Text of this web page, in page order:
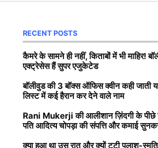
RECENT POSTS
कैमरे के सामने ही नहीं, किताबों में भी माहिर!
एक्ट्रेसेस हैं सुपर एजुकेटेड
बॉलीवुड की 3 बॉक्स ऑफिस क्वीन कही जाती
लिस्ट में कई हैरान कर देने वाले नाम
Rani Mukerji की आलीशान ज़िंदगी के पीछे
पति आदित्य चोपड़ा की संपत्ति और कमाई
क्या हुआ था उस रात और क्यों टूटी पलाश-